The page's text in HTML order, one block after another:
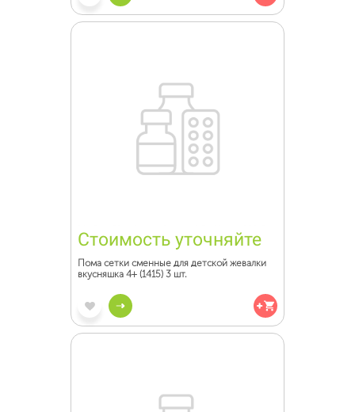
Стоимость уточняйте
Пома сетки сменные для детской жевалки
вкусняшка 4+ (1415) 3 шт.